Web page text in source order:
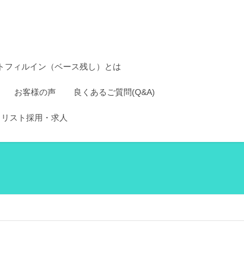
フィルイン（ベース残し）とは
お客様の声 良くあるご質問(Q&A)
スト採用・求人